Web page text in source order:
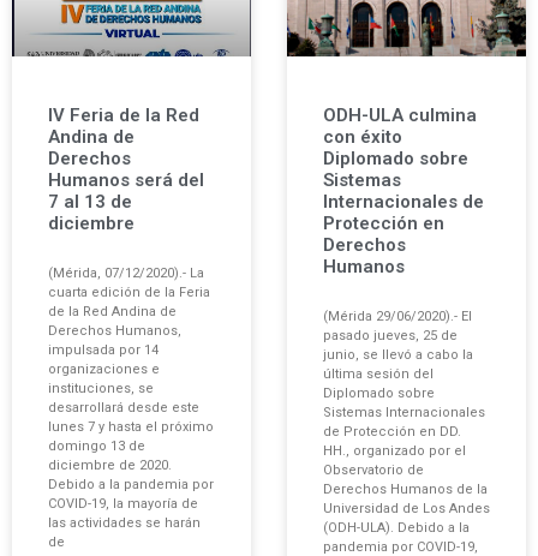
IV Feria de la Red
Andina de
Derechos
Humanos será del
7 al 13 de
diciembre
(Mérida, 07/12/2020).- La
cuarta edición de la Feria
de la Red Andina de
Derechos Humanos,
impulsada por 14
organizaciones e
instituciones, se
desarrollará desde este
lunes 7 y hasta el próximo
domingo 13 de
diciembre de 2020.
Debido a la pandemia por
COVID-19, la mayoría de
las actividades se harán
de
ODH-ULA culmina
con éxito
Diplomado sobre
Sistemas
Internacionales de
Protección en
Derechos
Humanos
(Mérida 29/06/2020).- El
pasado jueves, 25 de
junio, se llevó a cabo la
última sesión del
Diplomado sobre
Sistemas Internacionales
de Protección en DD.
HH., organizado por el
Observatorio de
Derechos Humanos de la
Universidad de Los Andes
(ODH-ULA). Debido a la
pandemia por COVID-19,